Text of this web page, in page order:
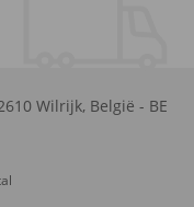
Wilrijk, België - BE